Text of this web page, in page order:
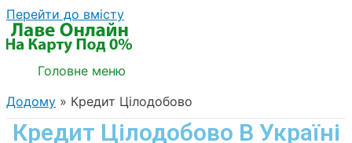
Перейти до вмісту
Головне меню
Додому
Кредит Цілодобово
Кредит Цілодобово В Україні